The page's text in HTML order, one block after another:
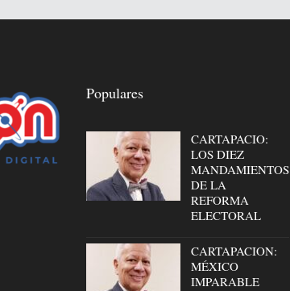
Populares
CARTAPACIO:
LOS DIEZ
MANDAMIENTOS
DE LA
REFORMA
ELECTORAL
CARTAPACION:
MÉXICO
IMPARABLE